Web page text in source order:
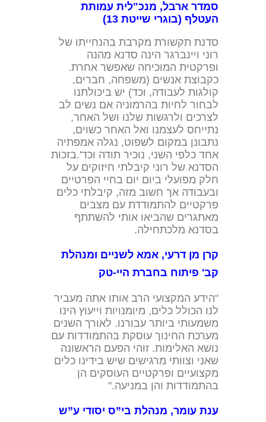
סמדר ארבל, מנכ"לית עמותת
העטלף (בוגרי שייטת 13)
סדנת תקשורת מקרבת בהנחייתו של
רוני ויינברגר הינה סדנא מהנה
ופרקטית המוכיחה שאפשר אחרת.
כקבוצת אנשים (משפחה, חברים,
קולגות לעבודה, וכד) יש ביכולתנו
לבחור לחיות בהרמוניה אם נשים לב
לצרכים ולרגשות שלנו ושל האחר,
נתייחס לעצמנו ואל האחר כשוים,
נתבונן במקום לשפוט, נגלה אמפתיה
אחד כלפי השני, נוכיר תודה וכד'.בזכות
הסדנא של רוני קיבלתי חיזוקים על
חלק מפועלי ביום יום בחיי הפרטיים
ובעבודה אך חשוב מזה, קיבלתי כלים
פרקטיים להתמודדת עם מצבים
מאתגרים שהביאו אותי להשתתף
בסדנא מלכתחילה.
קרן מן דרעי, אמא לשניים ומנהלת
קב' פיתוח בחברת היי-טק
"הידע המקצועי הרב אותו אתה מעביר
לנו הכולל כלים, מיומנויות וייעוץ הינו
משמעותי ביותר עבורנו. לאורך השנים
מערכת החינוך עוסקת בהתמודדות עם
נושא האלימות. זוהי הפעם הראשונה
שאני וצוותי מרגישים שיש בידינו כלים
מקצועיים ופרקטיים העוסקים הן
בהתמודדות והן במניעה."
ענת עומר, מנהלת בי”ס יסודי ע”ש